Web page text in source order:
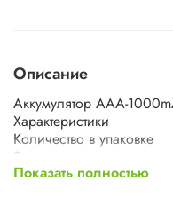
Описание
Аккумулятор ААА-
Характеристики
Количество в упаковке
2 шт.
Вид упаковки
Показать полностью